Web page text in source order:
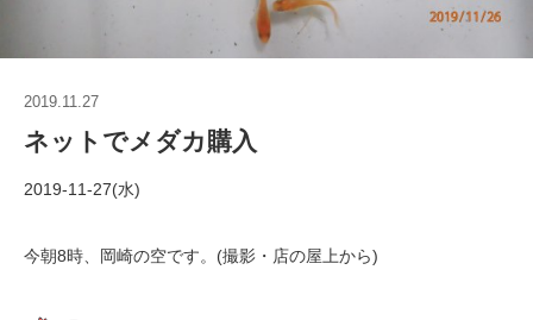
2019.11.27
ネットでメダカ購入
2019-11-27(水)
今朝8時、岡崎の空です。(撮影・店の屋上から)